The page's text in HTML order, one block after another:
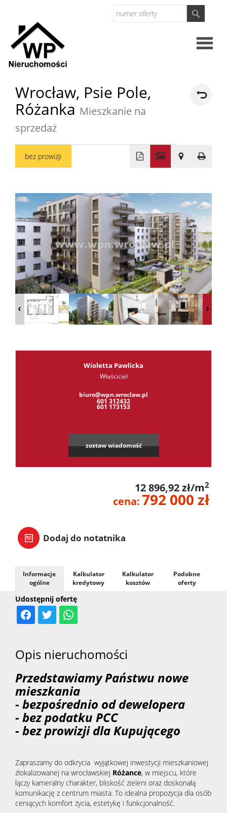
Domy
RODO
Wrocław, Psie Pole,
Różanka Mieszkanie na
sprzedaż
bez prowizji
−
Wioletta Pawlicka
Właściciel
biuro@wpn.wroclaw.pl
601 312432
601 173153
zostaw wiadomość
12 896,92 zł/m2
cena:792 000 zł
Dodaj do notatnika
Udostępnij ofertę
Informacje
ogólne
Kalkulator
kredytowy
Kalkulator
kosztów
Podobne
oferty
Opis nieruchomości
Przedstawiamy Państwu nowe
mieszkania
- bezpośrednio od dewelopera
- bez podatku PCC
- bez prowizji dla Kupującego
Zapraszamy do odkrycia wyjątkowej inwestycji mieszkaniowej
zlokalizowanej na wrocławskiej Różance, w miejscu, które
łączy kameralny charakter, bliskość zieleni oraz doskonałą
komunikację z centrum miasta. To idealna propozycja dla osób
ceniących komfort życia, estetykę i funkcjonalność.